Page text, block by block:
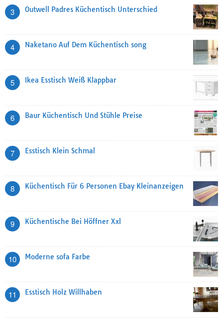
3 Outwell Padres Küchentisch Unterschied
4 Naketano Auf Dem Küchentisch song
5 Ikea Esstisch Weiß Klappbar
6 Baur Küchentisch Und Stühle Preise
7 Esstisch Klein Schmal
8 Küchentisch Für 6 Personen Ebay Kleinanzeigen
9 Küchentische Bei Höffner Xxl
10 Moderne sofa Farbe
11 Esstisch Holz Willhaben